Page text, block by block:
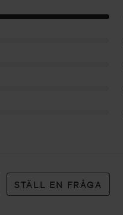
STÄLL EN FRÅGA